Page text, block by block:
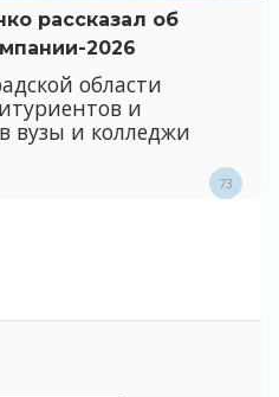
рассказал об
2026
области
и
вузы и колледжи
73